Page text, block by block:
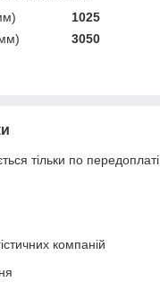
1025
3050
тільки по передоплаті.
компаній